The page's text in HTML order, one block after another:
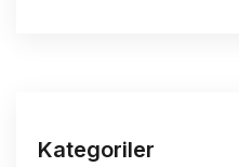
Kategoriler